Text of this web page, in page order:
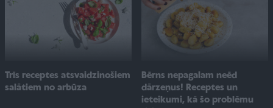
Trīs receptes atsvaidzinošiem
salātiem no arbūza
Bērns nepagalam neēd
dārzeņus! Receptes un
ieteikumi, kā šo problēmu